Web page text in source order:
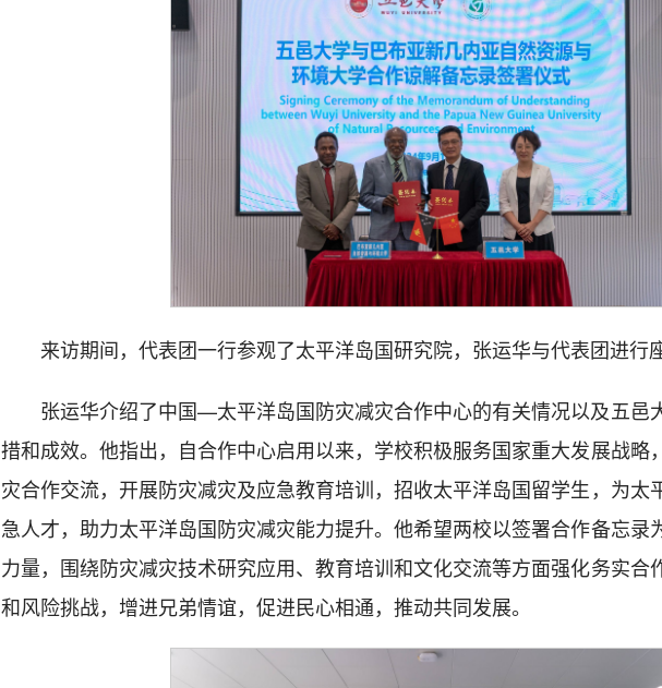
来访期间，代表团一行参观了太平洋岛国研究院，张运华与代表团进行
张运华介绍了中国—太平洋岛国防灾减灾合作中心的有关情况以及五邑
措和成效。他指出，自合作中心启用以来，学校积极服务国家重大发展战略
灾合作交流，开展防灾减灾及应急教育培训，招收太平洋岛国留学生，为太
急人才，助力太平洋岛国防灾减灾能力提升。他希望两校以签署合作备忘录
力量，围绕防灾减灾技术研究应用、教育培训和文化交流等方面强化务实合
和风险挑战，增进兄弟情谊，促进民心相通，推动共同发展。